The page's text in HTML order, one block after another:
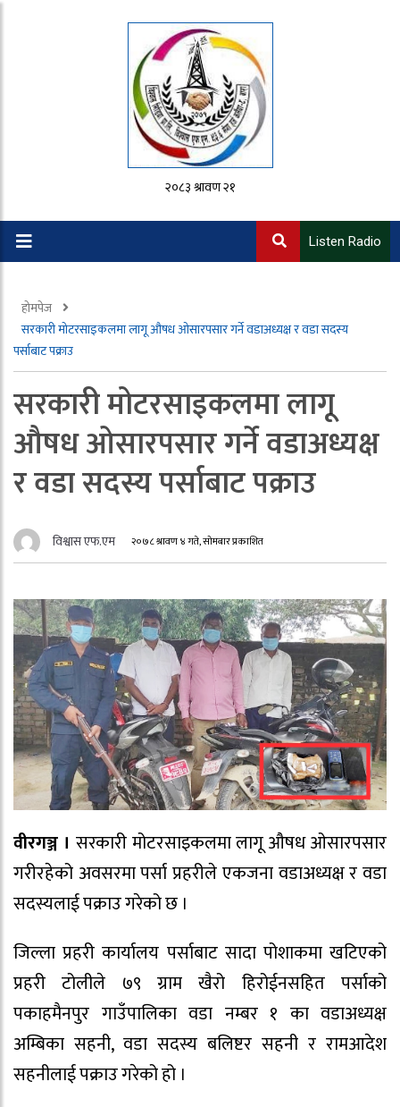
२०८३ श्रावण २१
Listen Radio
होमपेज
सरकारी मोटरसाइकलमा लागू औषध ओसारपसार गर्ने वडाअध्यक्ष र वडा सदस्य
पर्साबाट पक्राउ
सरकारी मोटरसाइकलमा लागू
औषध ओसारपसार गर्ने वडाअध्यक्ष
र वडा सदस्य पर्साबाट पक्राउ
विश्वास एफ.एम २०७८ श्रावण ४ गते, सोमबार प्रकाशित
वीरगञ्ज ।सरकारी मोटरसाइकलमा लागू औषध ओसारपसार
गरीरहेको अवसरमा पर्सा प्रहरीले एकजना वडाअध्यक्ष र वडा
सदस्यलाई पक्राउ गरेको छ ।
जिल्ला प्रहरी कार्यालय पर्साबाट सादा पोशाकमा खटिएको
प्रहरी टोलीले ७९ ग्राम खैरो हिरोईनसहित पर्साको
पकाहमैनपुर गाउँपालिका वडा नम्बर १ का वडाअध्यक्ष
अम्बिका सहनी, वडा सदस्य बलिष्टर सहनी र रामआदेश
सहनीलाई पक्राउ गरेको हो ।